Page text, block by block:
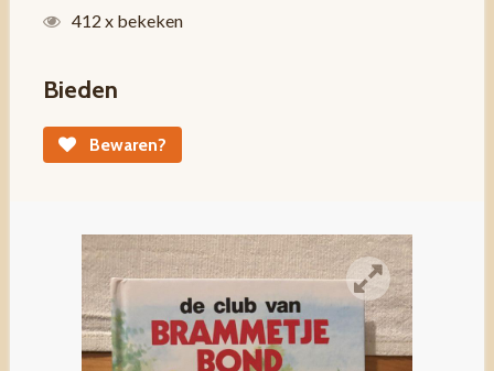
412 x bekeken
Bieden
Bewaren?